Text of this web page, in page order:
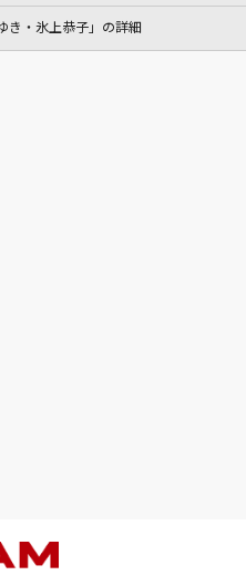
トメ
る
キングなど
き・氷上恭子」の詳細